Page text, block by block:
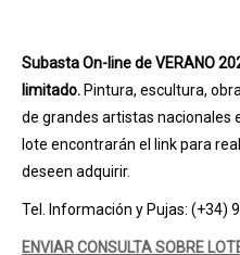
Subasta On-line de VERANO
limitado. Pintura, escultura,
de grandes artistas nacionales
lote encontrarán el link para
deseen adquirir.
Tel. Información y Pujas: (+34)
ENVIAR CONSULTA SOBRE